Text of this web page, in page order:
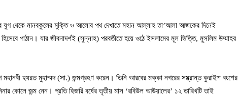
যুগ থেকে মানবকুলের মুক্তি ও আলোর পথ দেখাতে মহান আল্লাহ তা’আলা আজকের দিনেই
পাঠান। যার জীবনাদর্শই (সুন্নাহ) পরবর্তীতে হয়ে ওঠে ইসলামের মূল ভিত্তি, মুসলিম উম্মাহর
মহানবী হযরত মুহাম্মদ (সা.) জন্মগ্রহণ করেন। তিনি আরবের মক্কা নগরের সম্ভ্রান্ত কুরাইশ বংশের
কোলে জন্ম নেন। প্রতি হিজরি বর্ষের তৃতীয় মাস ‘রবিউল আউয়ালের’ ১২ তারিখটি তাই